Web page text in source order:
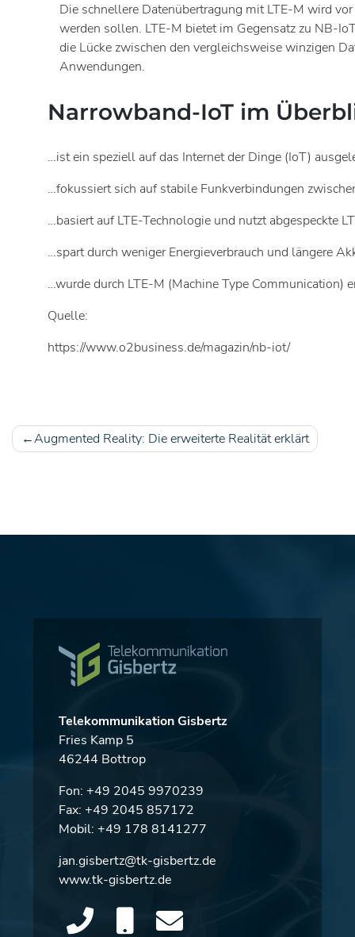
Die schnellere Datenübertragung mit LTE-M wird
werden sollen. LTE-M bietet im Gegensatz zu NB-
die Lücke zwischen den vergleichsweise winzigen
Anwendungen.
Narrowband-IoT im
…ist ein speziell auf das Internet der Dinge (IoT)
…fokussiert sich auf stabile Funkverbindungen
…basiert auf LTE-Technologie und nutzt abgespeckte
…spart durch weniger Energieverbrauch und längere
…wurde durch LTE-M (Machine Type Communication)
Quelle:
https://www.o2business.de/magazin/nb-iot/
Beitragsnavigation
Augmented Reality: Die erweiterte Realität erklärt
Telekommunikation Gisbertz
Fries Kamp 5
46244 Bottrop
Fon: +49 2045 9970239
Fax: +49 2045 857172
Mobil: +49 178 8141277
jan.gisbertz@tk-gisbertz.de
www.tk-gisbertz.de